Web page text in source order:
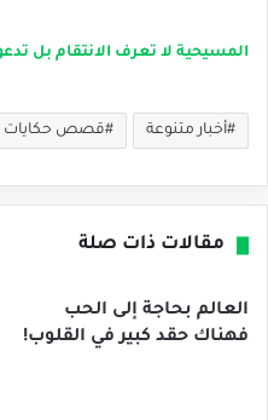
المسيحية لا تعرف الانتقام بل
أخبار متنوعة قصص حكايات
مقالات ذات صلة
العالم بحاجة إلى الحب
فهناك حقد كبير في القلوب!